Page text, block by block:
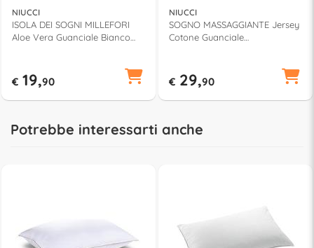
NIUCCI
ISOLA DEI SOGNI MILLEFORI
Aloe Vera Guanciale Bianco
€ 19,90
NIUCCI
SOGNO MASSAGGIANTE Jersey
Cotone Guanciale
€ 29,90
Potrebbe interessarti anche